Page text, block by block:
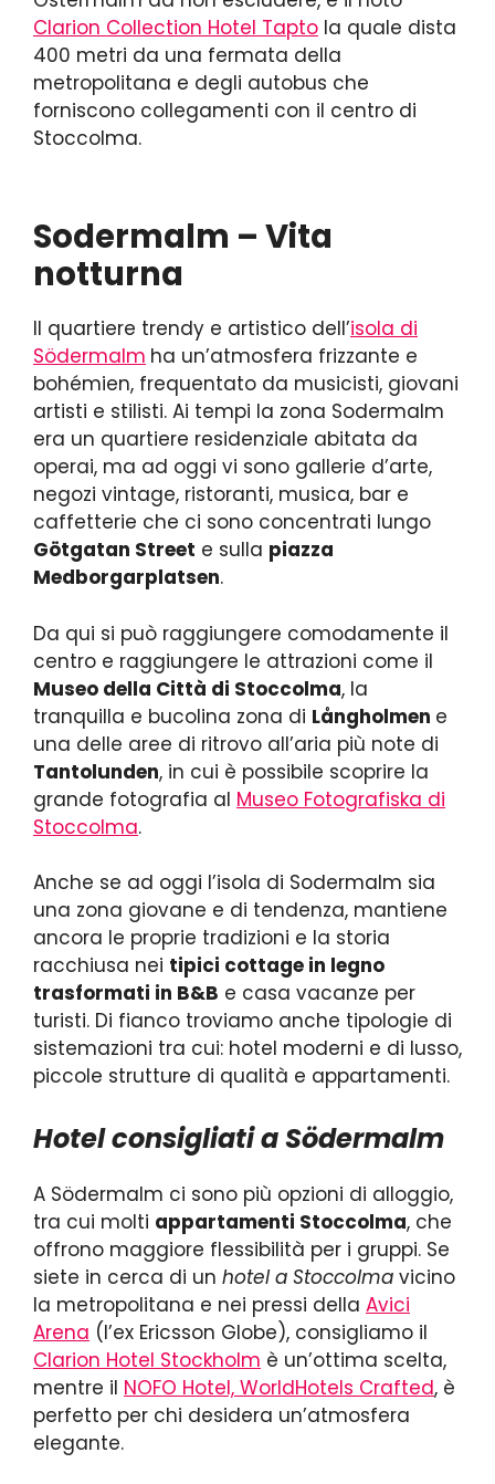
Clarion Collection Hotel Tapto la quale dista
400 metri da una fermata della
metropolitana e degli autobus che
forniscono collegamenti con il centro di
Stoccolma.
Sodermalm – Vita
notturna
Il quartiere trendy e artistico dell’isola di
Södermalm ha un’atmosfera frizzante e
bohémien, frequentato da musicisti, giovani
artisti e stilisti. Ai tempi la zona Sodermalm
era un quartiere residenziale abitata da
operai, ma ad oggi vi sono gallerie d’arte,
negozi vintage, ristoranti, musica, bar e
caffetterie che ci sono concentrati lungo
Götgatan Street e sulla piazza
Medborgarplatsen.
Da qui si può raggiungere comodamente il
centro e raggiungere le attrazioni come il
Museo della Città di Stoccolma, la
tranquilla e bucolina zona di Långholmen e
una delle aree di ritrovo all’aria più note di
Tantolunden, in cui è possibile scoprire la
grande fotografia al Museo Fotografiska di
Stoccolma.
Anche se ad oggi l’isola di Sodermalm sia
una zona giovane e di tendenza, mantiene
ancora le proprie tradizioni e la storia
racchiusa nei tipici cottage in legno
trasformati in B&B e casa vacanze per
turisti. Di fianco troviamo anche tipologie di
sistemazioni tra cui: hotel moderni e di lusso,
piccole strutture di qualità e appartamenti.
Hotel consigliati a Södermalm
A Södermalm ci sono più opzioni di alloggio,
tra cui molti appartamenti Stoccolma, che
offrono maggiore flessibilità per i gruppi. Se
siete in cerca di un hotel a Stoccolma vicino
la metropolitana e nei pressi della Avici
Arena (l’ex Ericsson Globe), consigliamo il
Clarion Hotel Stockholm è un’ottima scelta,
mentre il NOFO Hotel, WorldHotels Crafted, è
perfetto per chi desidera un’atmosfera
elegante.